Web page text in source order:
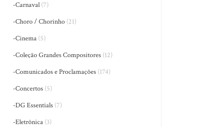
-Carnaval (7)
-Choro / Chorinho (21)
-Cinema (5)
-Coleção Grandes Compositores (12)
-Comunicados e Proclamações (174)
-Concertos (5)
-DG Essentials (7)
-Eletrônica (3)